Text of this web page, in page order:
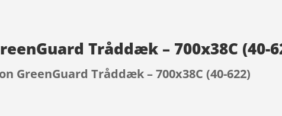
Tråddæk – 700x38C
GreenGuard Tråddæk – 700x38C (40-622)